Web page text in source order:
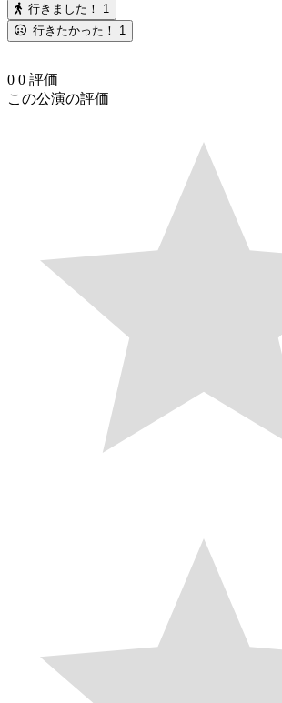
行きました！ 1
行きたかった！ 1
0 0 評価
この公演の評価